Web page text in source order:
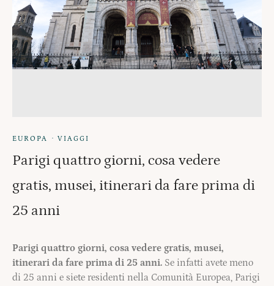
EUROPA · VIAGGI
Parigi quattro giorni, cosa vedere
gratis, musei, itinerari da fare prima di
25 anni
Parigi quattro giorni, cosa vedere gratis, musei,
itinerari da fare prima di 25 anni. Se infatti avete meno
di 25 anni e siete residenti nella Comunità Europea, Parigi